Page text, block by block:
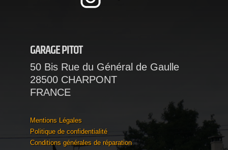
GARAGE PITOT
50 Bis Rue du Général de Gaulle
28500 CHARPONT
FRANCE
Mentions Légales
Politique de confidentialité
Conditions générales de réparation